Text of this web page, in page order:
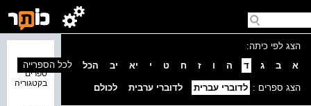
הצג לפי כיתה:
א
ב ג ד ה ו ז ח ט י יא יב הכל
הצג ספרים : לדוברי עברית לדוברי ערבית לכולם
ספרים
בקטגוריה
לכל הספרייה